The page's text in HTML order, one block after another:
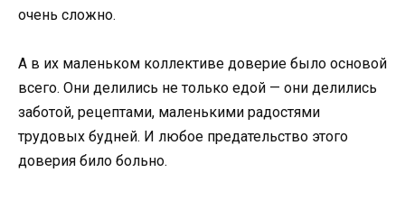
очень сложно.
А в их маленьком коллективе доверие было основой
всего. Они делились не только едой — они делились
заботой, рецептами, маленькими радостями
трудовых будней. И любое предательство этого
доверия било больно.